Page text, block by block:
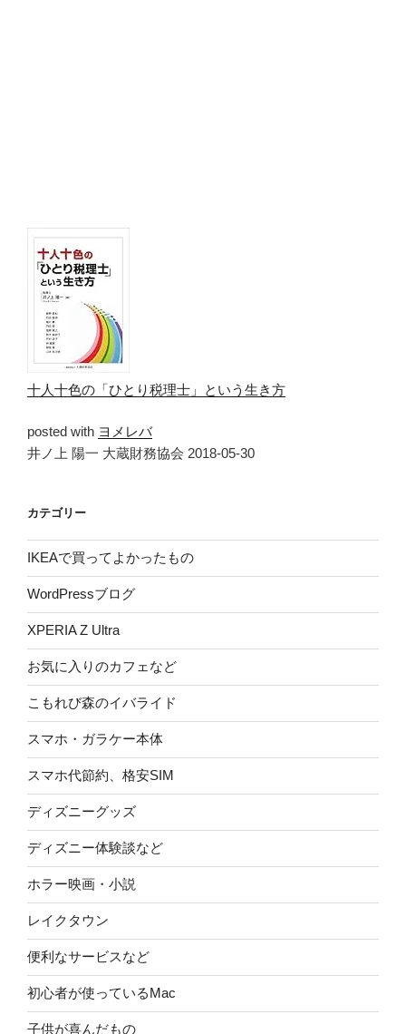
十人十色の「ひとり税理士」という生き方
posted with ヨメレバ
井ノ上 陽一 大蔵財務協会 2018-05-30
カテゴリー
IKEAで買ってよかったもの
WordPressブログ
XPERIA Z Ultra
お気に入りのカフェなど
こもれび森のイバライド
スマホ・ガラケー本体
スマホ代節約、格安SIM
ディズニーグッズ
ディズニー体験談など
ホラー映画・小説
レイクタウン
便利なサービスなど
初心者が使っているMac
子供が喜んだもの